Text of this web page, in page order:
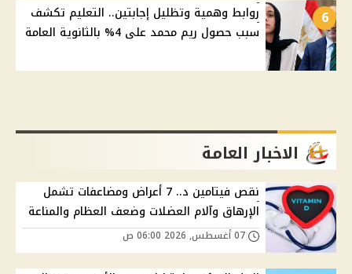
6
روابط وهمية وتظليل إجابتين.. التعليم تكشف
سبب حصول ريم محمد على 4% بالثانوية العامة
الاخبار العامة
نقص فيتامين د.. 7 أعراض ومضاعفات تشمل
الإرهاق وآلام العضلات وضعف العظام والمناعة